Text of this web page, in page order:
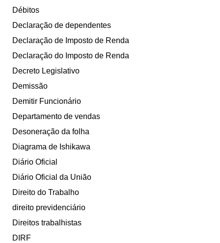
Débitos
Declaração de dependentes
Declaração de Imposto de Renda
Declaração do Imposto de Renda
Decreto Legislativo
Demissão
Demitir Funcionário
Departamento de vendas
Desoneração da folha
Diagrama de Ishikawa
Diário Oficial
Diário Oficial da União
Direito do Trabalho
direito previdenciário
Direitos trabalhistas
DIRF